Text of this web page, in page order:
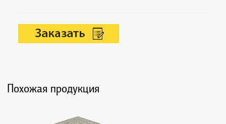
Похожая продукция